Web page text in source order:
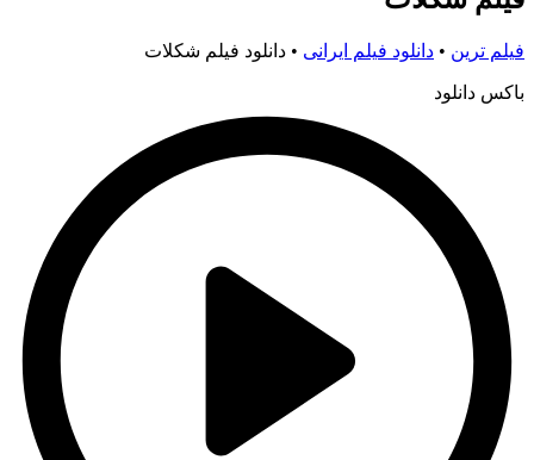
فیلم ترین • دانلود فیلم ایرانی • دانلود فیلم شکلات
باکس دانلود